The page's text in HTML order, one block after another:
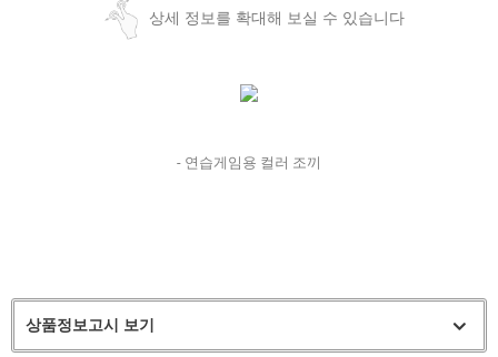
상세 정보를 확대해 보실 수 있습니다
- 연습게임용 컬러 조끼
상품정보고시 보기